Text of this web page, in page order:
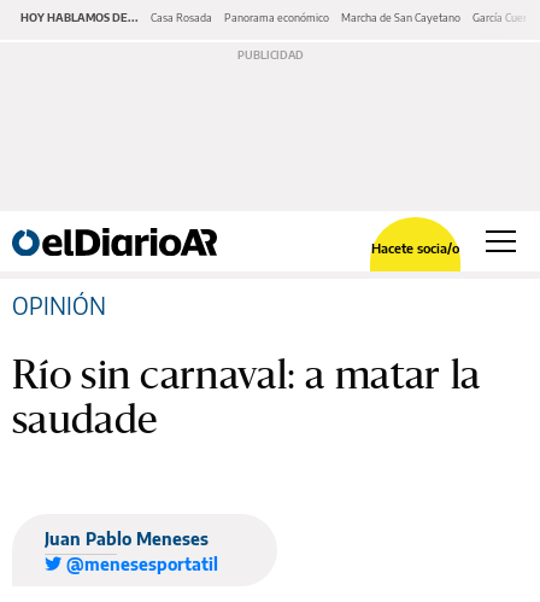
HOY HABLAMOS DE... Casa Rosada Panorama económico Marcha de San Cayetano García Cuerva
Hacete socia/o
OPINIÓN
Río sin carnaval: a matar la
saudade
Juan Pablo Meneses
@menesesportatil